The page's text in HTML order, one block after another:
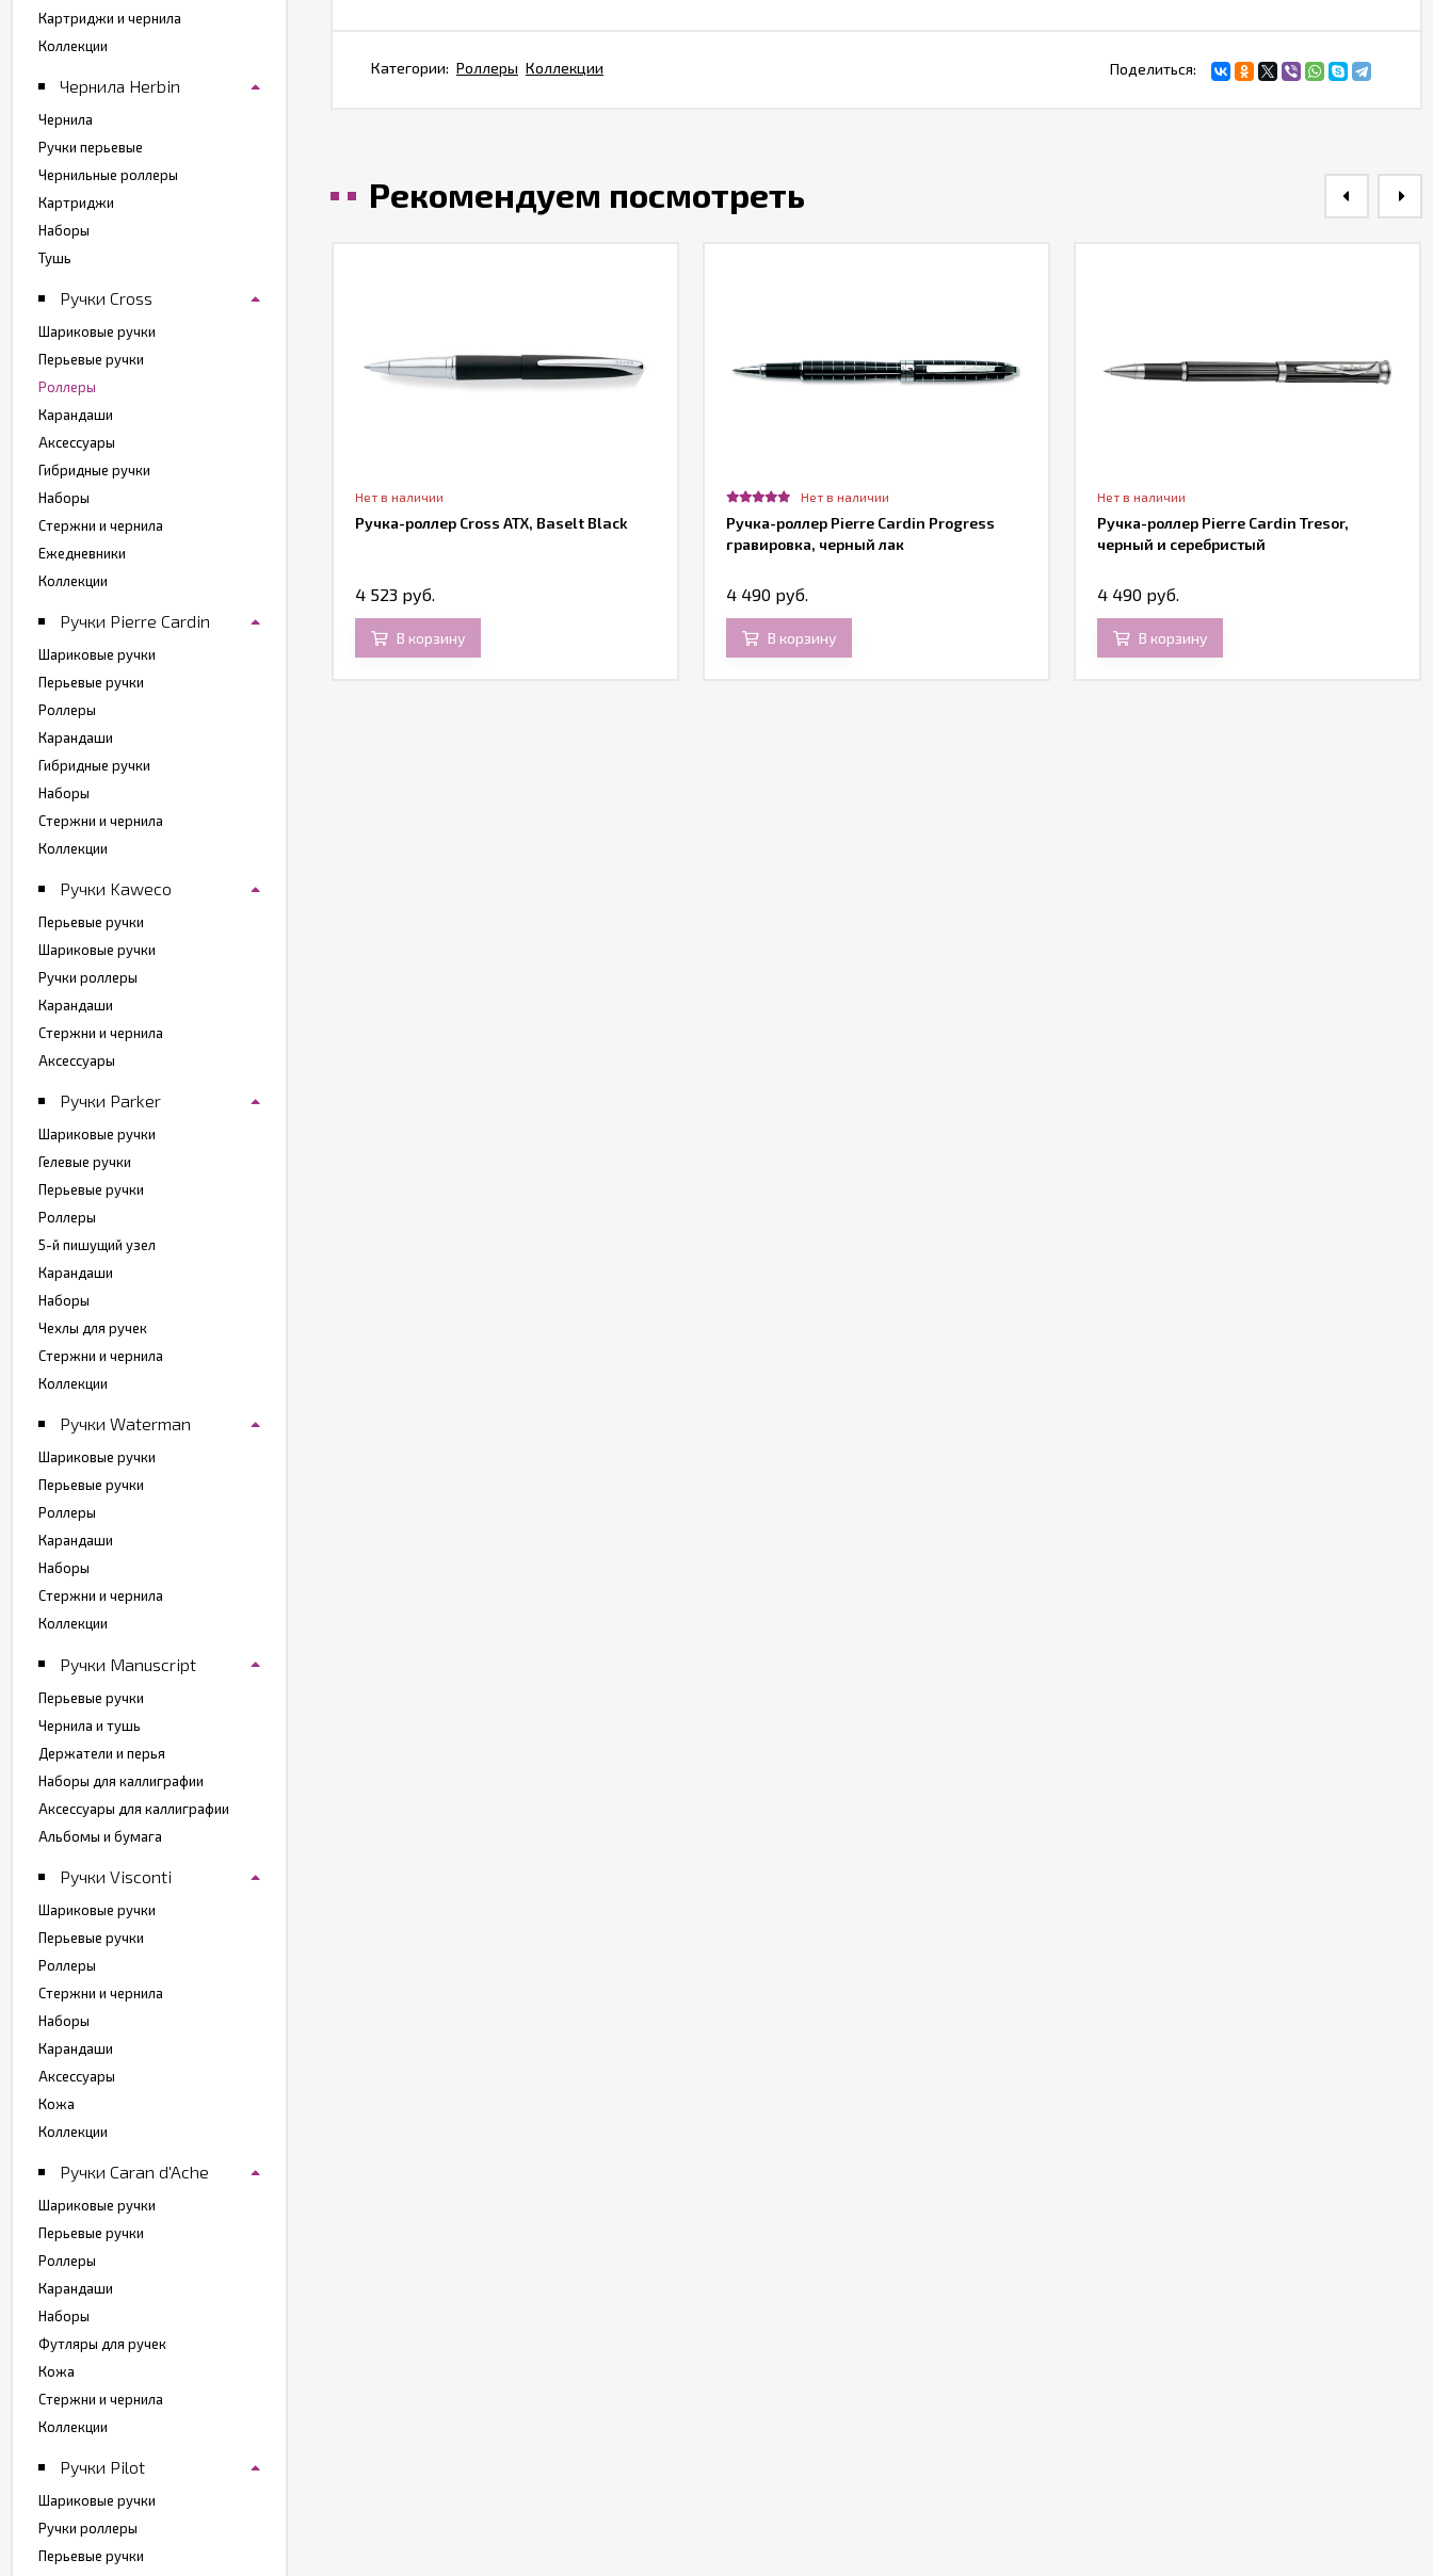
Поделиться:
Категории: Роллеры Коллекции
Рекомендуем посмотреть
в наличии
роллер Parker Urban 2016 Core,
CT, T309
В корзину
Нет в наличии
Ручка-роллер Cross ATX, Baselt Black
4 523 руб.
В корзину
Нет в наличии
Ручка-роллер Pierre Cardin Progress
гравировка, черный лак
4 490 руб.
В корзину
Нет в наличии
Ручка-роллер Pierre Cardin Tresor,
черный и серебристый
4 490 руб.
В корзину
Картриджи и чернила
Коллекции
Чернила Herbin
Чернила
Ручки перьевые
Чернильные роллеры
Картриджи
Наборы
Тушь
Ручки Cross
Шариковые ручки
Перьевые ручки
Роллеры
Карандаши
Аксессуары
Гибридные ручки
Наборы
Стержни и чернила
Ежедневники
Коллекции
Ручки Pierre Cardin
Шариковые ручки
Перьевые ручки
Роллеры
Карандаши
Гибридные ручки
Наборы
Стержни и чернила
Коллекции
Ручки Kaweco
Перьевые ручки
Шариковые ручки
Ручки роллеры
Карандаши
Стержни и чернила
Аксессуары
Ручки Parker
Шариковые ручки
Гелевые ручки
Перьевые ручки
Роллеры
5-й пишущий узел
Карандаши
Наборы
Чехлы для ручек
Стержни и чернила
Коллекции
Ручки Waterman
Шариковые ручки
Перьевые ручки
Роллеры
Карандаши
Наборы
Стержни и чернила
Коллекции
Ручки Manuscript
Перьевые ручки
Чернила и тушь
Держатели и перья
Наборы для каллиграфии
Аксессуары для каллиграфии
Альбомы и бумага
Ручки Visconti
Шариковые ручки
Перьевые ручки
Роллеры
Стержни и чернила
Наборы
Карандаши
Аксессуары
Кожа
Коллекции
Ручки Caran d'Ache
Шариковые ручки
Перьевые ручки
Роллеры
Карандаши
Наборы
Футляры для ручек
Кожа
Стержни и чернила
Коллекции
Ручки Pilot
Шариковые ручки
Ручки роллеры
Перьевые ручки